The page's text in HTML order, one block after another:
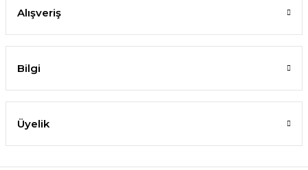
Alışveriş
Bilgi
Üyelik